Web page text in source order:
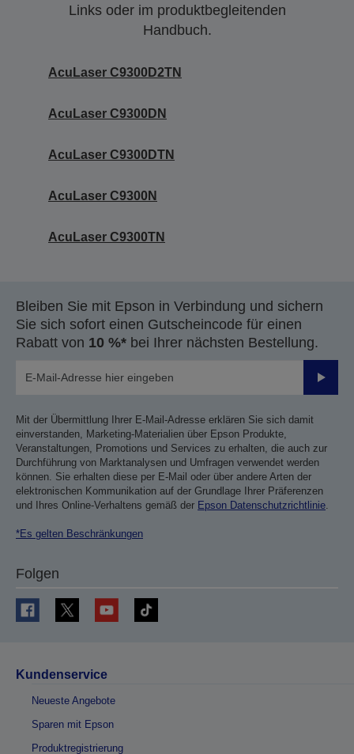
Links oder im produktbegleitenden
Handbuch.
AcuLaser C9300D2TN
AcuLaser C9300DN
AcuLaser C9300DTN
AcuLaser C9300N
AcuLaser C9300TN
Bleiben Sie mit Epson in Verbindung und sichern
Sie sich sofort einen Gutscheincode für einen
Rabatt von 10 %* bei Ihrer nächsten Bestellung.
Mit der Übermittlung Ihrer E-Mail-Adresse erklären Sie sich damit
einverstanden, Marketing-Materialien über Epson Produkte,
Veranstaltungen, Promotions und Services zu erhalten, die auch zur
Durchführung von Marktanalysen und Umfragen verwendet werden
können. Sie erhalten diese per E-Mail oder über andere Arten der
elektronischen Kommunikation auf der Grundlage Ihrer Präferenzen
und Ihres Online-Verhaltens gemäß der Epson Datenschutzrichtlinie.
*Es gelten Beschränkungen
Folgen
Kundenservice
Neueste Angebote
Sparen mit Epson
Produktregistrierung